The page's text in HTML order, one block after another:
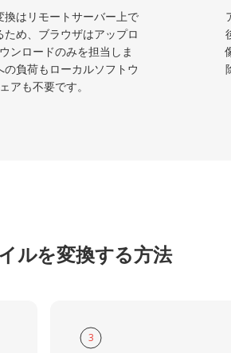
換はリモートサーバー上で
ため、ブラウザはアップロ
ンロードのみを担当しま
の負荷もローカルソフトウ
ェアも不要です。
ルを変換する方法
3